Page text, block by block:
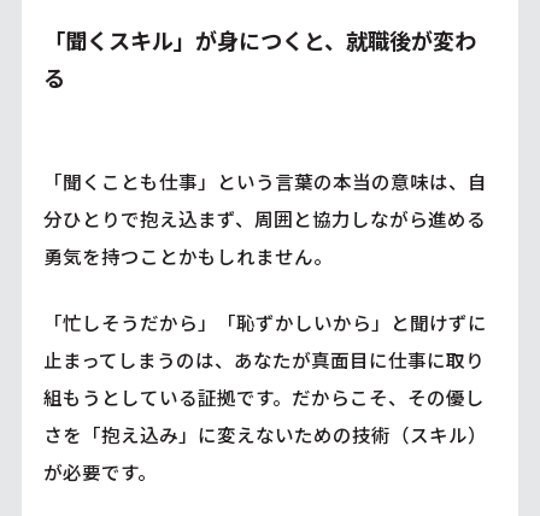
「聞くスキル」が身につくと、就職後が変わ
る
「聞くことも仕事」という言葉の本当の意味は、自
分ひとりで抱え込まず、周囲と協力しながら進める
勇気を持つことかもしれません。
「忙しそうだから」「恥ずかしいから」と聞けずに
止まってしまうのは、あなたが真面目に仕事に取り
組もうとしている証拠です。だからこそ、その優し
さを「抱え込み」に変えないための技術（スキル）
が必要です。